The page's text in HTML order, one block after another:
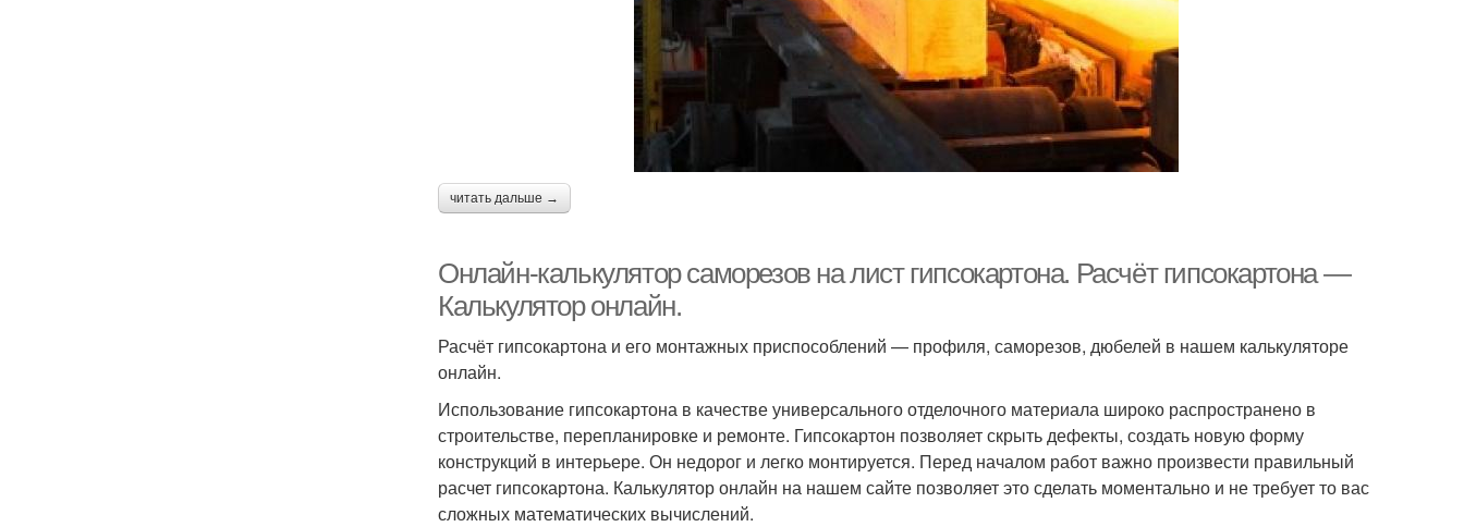
читать дальше →
Онлайн-калькулятор саморезов на лист гипсокартона. Расчёт гипсокартона —
Калькулятор онлайн.
Расчёт гипсокартона и его монтажных приспособлений — профиля, саморезов, дюбелей в нашем калькуляторе
онлайн.
Использование гипсокартона в качестве универсального отделочного материала широко распространено в
строительстве, перепланировке и ремонте. Гипсокартон позволяет скрыть дефекты, создать новую форму
конструкций в интерьере. Он недорог и легко монтируется. Перед началом работ важно произвести правильный
расчет гипсокартона. Калькулятор онлайн на нашем сайте позволяет это сделать моментально и не требует то вас
сложных математических вычислений.